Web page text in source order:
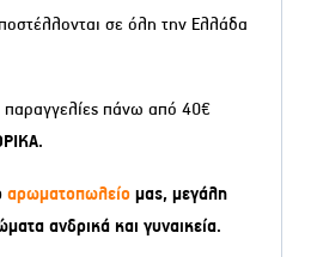
σε όλη την Ελλάδα
παραγγελίες πάνω από 40€
αρωματοπωλείο μας, μεγάλη
ανδρικά και γυναικεία.